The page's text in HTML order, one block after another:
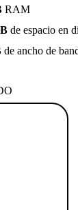
RAM
de espacio en
de ancho de